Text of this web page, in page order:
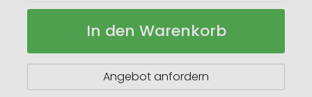
Sicherheitsreflektor
Auf
In den Warenkorb
Angebot anfordern